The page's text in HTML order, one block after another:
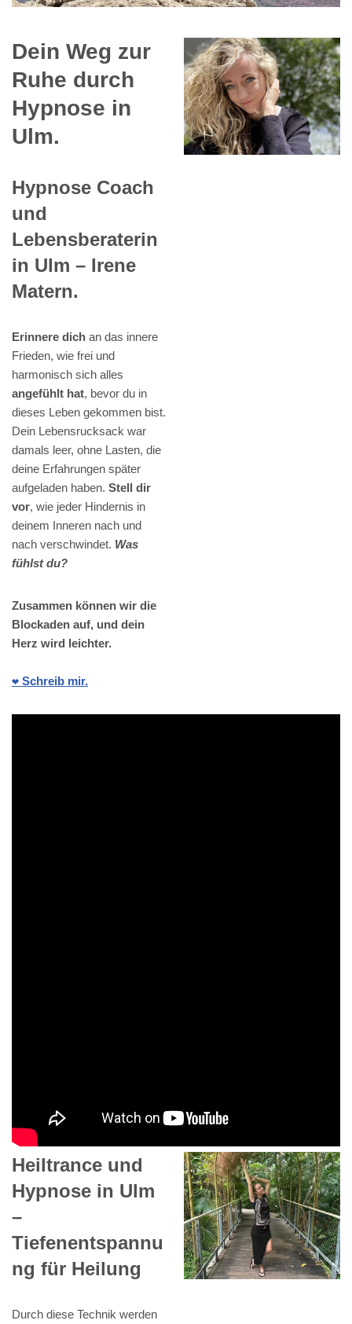
Dein Weg zur
Ruhe durch
Hypnose in
Ulm.
Hypnose Coach
und
Lebensberaterin
in Ulm – Irene
Matern.
Erinnere dich an das innere
Frieden, wie frei und
harmonisch sich alles
angefühlt hat, bevor du in
dieses Leben gekommen bist.
Dein Lebensrucksack war
damals leer, ohne Lasten, die
deine Erfahrungen später
aufgeladen haben. Stell dir
vor, wie jeder Hindernis in
deinem Inneren nach und
nach verschwindet. Was
fühlst du?
Zusammen können wir die
Blockaden auf, und dein
Herz wird leichter.
❤️ Schreib mir.
Heiltrance und
Hypnose in Ulm
–
Tiefenentspannu
ng für Heilung
Durch diese Technik werden